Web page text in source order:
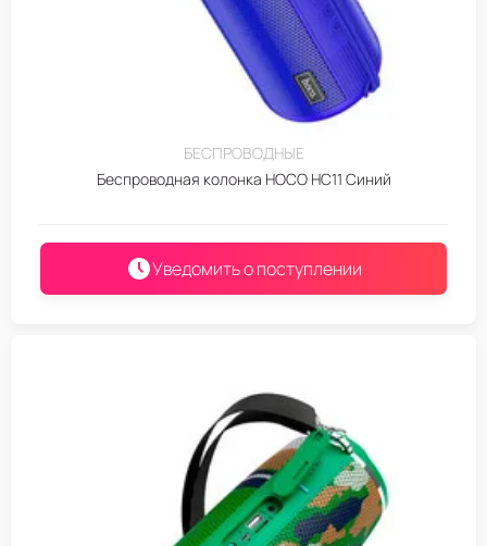
БЕСПРОВОДНЫЕ
Беспроводная колонка HOCO HC11 Синий
Уведомить о поступлении